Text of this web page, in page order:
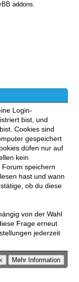
Login-
bist, und
Cookies sind
gespeichert
düfen nur auf
kein
speichern
hast und wann
ob du diese
von der Wahl
Frage erneut
jederzeit
addons.